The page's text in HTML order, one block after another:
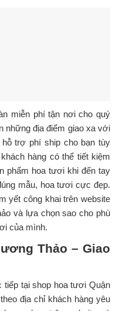
miễn phí tận nơi cho quý
những địa điểm giao xa với
trợ phí ship cho bạn tùy
hàng có thể tiết kiệm
phẩm hoa tươi khi đến tay
mẫu, hoa tươi cực đẹp.
yết công khai trên website
và lựa chọn sao cho phù
của mình.
Thảo – Giao
tiếp tại shop hoa tươi Quận
địa chỉ khách hàng yêu